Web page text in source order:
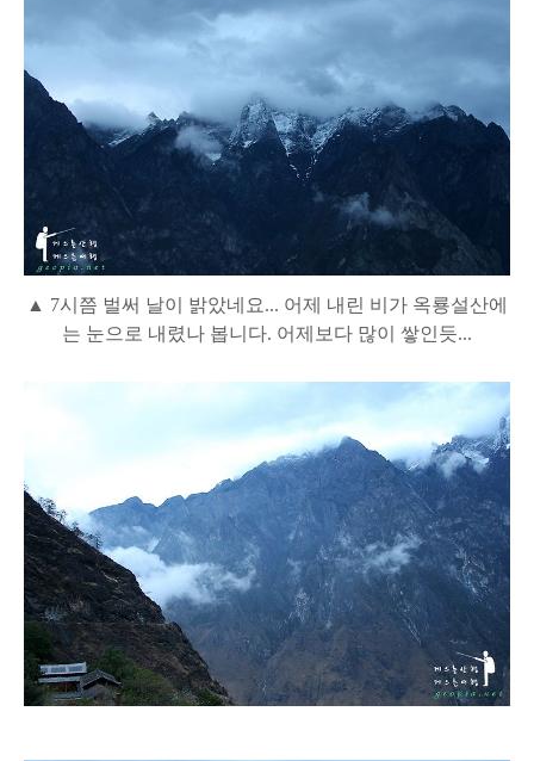
▲ 7시쯤 벌써 날이 밝았네요... 어제 내린 비가 옥룡설산에
는 눈으로 내렸나 봅니다. 어제보다 많이 쌓인듯...